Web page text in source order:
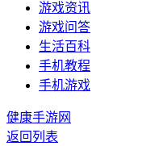
游戏资讯
游戏问答
生活百科
手机教程
手机游戏
健康手游网
返回列表